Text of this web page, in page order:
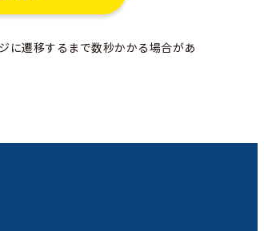
に遷移するまで数秒かかる場合があ